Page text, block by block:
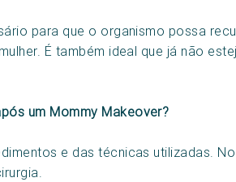
para que o organismo possa
É também ideal que já não
um Mommy Makeover?
e das técnicas utilizadas.